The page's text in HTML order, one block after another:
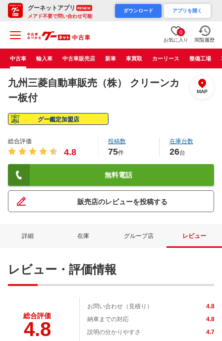
グーネットアプリ RENEW
メアド不要で問い合わせ可能
ダウンロード アプリを開く
0
お気に入り 閲覧履歴
中古車 輸入車 中古車販売店 新車 車買取 カーリース 整備工場
九州三菱自動車販売（株） クリーンカ
ー板付
MAP
グー鑑定加盟店
総合評価
4.8
投稿数
75件
在庫台数
26台
無料電話
販売店のレビューを投稿する
詳細 在庫 グループ店 レビュー
レビュー・評価情報
総合評価
4.8
お問い合わせ（見積り）
4.8
納車までの対応
4.8
説明の分かりやすさ
4.7